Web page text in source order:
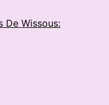
De Wissous: